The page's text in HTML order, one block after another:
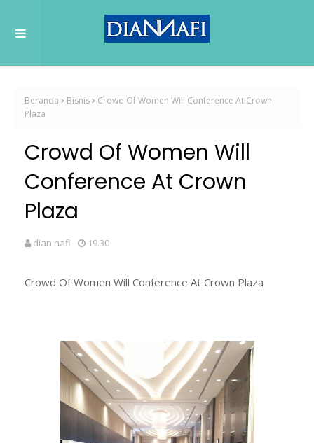
Beranda Bisnis
Crowd Of Women Will Conference At Crown
Plaza
Crowd Of Women Will
Conference At Crown
Plaza
dian nafi 19.30
Crowd Of Women Will Conference At Crown Plaza